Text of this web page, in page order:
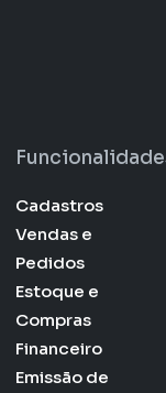
Cadastros
Vendas e
Pedidos
Estoque e
Compras
Financeiro
Emissão de